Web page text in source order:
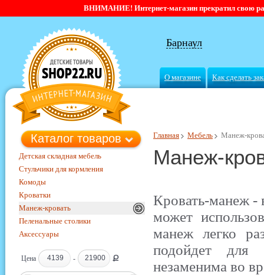
ВНИМАНИЕ! Интернет-магазин прекратил свою
Барнаул
О магазине Как сделать
Главная Мебель Манеж-
Манеж-
Кровать-манеж -
может
манеж легко
подойдет для
незаменима во
Каталог товаров
Детская складная мебель
Стульчики для кормления
Комоды
Кроватки
Манеж-кровать
Пеленальные столики
Аксессуары
Цена - Ք